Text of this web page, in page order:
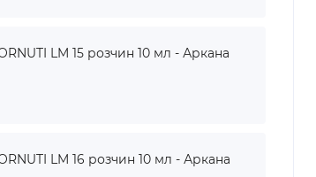
LM 15 розчин 10 мл - Аркана
LM 16 розчин 10 мл - Аркана